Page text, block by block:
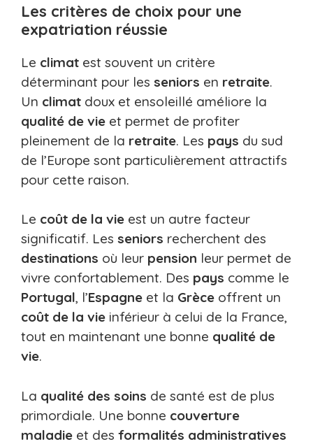
Les critères de choix pour une
expatriation réussie
Le climat est souvent un critère
déterminant pour les seniors en retraite.
Un climat doux et ensoleillé améliore la
qualité de vie et permet de profiter
pleinement de la retraite. Les pays du sud
de l’Europe sont particulièrement attractifs
pour cette raison.
Le coût de la vie est un autre facteur
significatif. Les seniors recherchent des
destinations où leur pension leur permet de
vivre confortablement. Des pays comme le
Portugal, l’Espagne et la Grèce offrent un
coût de la vie inférieur à celui de la France,
tout en maintenant une bonne qualité de
vie.
La qualité des soins de santé est de plus
primordiale. Une bonne couverture
maladie et des formalités administratives